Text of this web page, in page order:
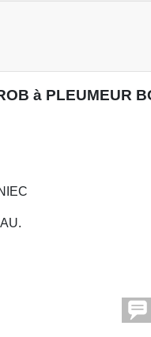
à PLEUMEUR